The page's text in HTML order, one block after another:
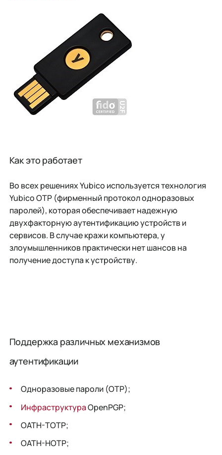
Как это работает
Во всех решениях Yubico используется технология
Yubico OTP (фирменный протокол одноразовых
паролей), которая обеспечивает надежную
двухфакторную аутентификацию устройств и
сервисов. В случае кражи компьютера, у
злоумышленников практически нет шансов на
получение доступа к устройству.
Поддержка различных механизмов
аутентификации
Одноразовые пароли (OTP);
ИнфраструктураOpenPGP;
OATH-TOTP;
OATH-HOTP;